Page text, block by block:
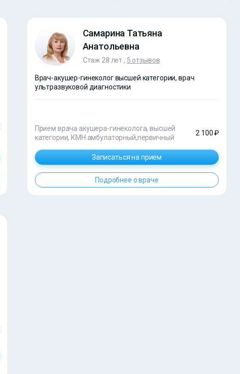
Самарина Татьяна
Анатольевна
Стаж 28 лет , 5 отзывов
Врач-акушер-гинеколог высшей категории, врач
ультразвуковой диагностики
Прием врача акушера-гинеколога, высшей
категории, КМН амбулаторный,первичный
2 100 ₽
Записаться на прием
Подробнее о враче